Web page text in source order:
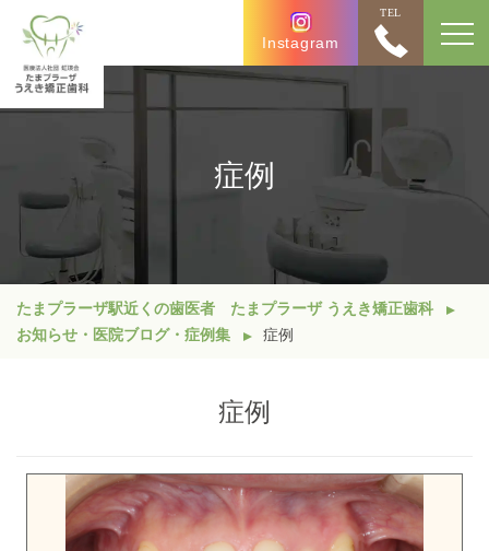
Instagram
TEL
症例
たまプラーザ駅近くの歯医者 たまプラーザ うえき矯正歯科
お知らせ・医院ブログ・症例集
症例
症例